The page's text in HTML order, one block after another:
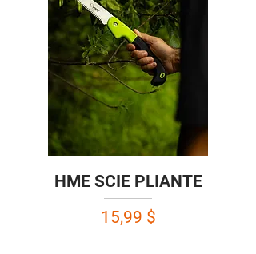
HME SCIE PLIANTE
Prix
15,99 $